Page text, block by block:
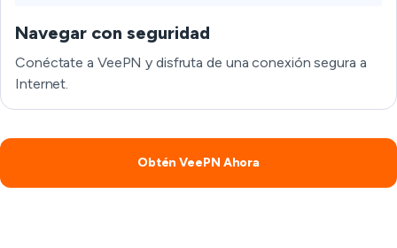
Navegar con seguridad
Conéctate a VeePN y disfruta de una conexión segura a
Internet.
Obtén VeePN Ahora